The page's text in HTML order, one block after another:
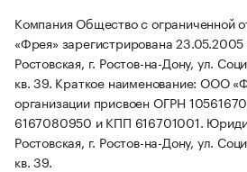
Компания Общество с ограниченной
«Фрея» зарегистрирована 23.05.2005
Ростовская, г. Ростов-на-Дону, ул.
кв. 39. Краткое наименование: ООО
организации присвоен ОГРН
6167080950 и КПП 616701001.
Ростовская, г. Ростов-на-Дону, ул.
кв. 39.